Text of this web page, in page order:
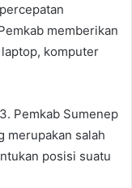
memberikan
komputer
Pemkab Sumenep
merupakan salah
posisi suatu